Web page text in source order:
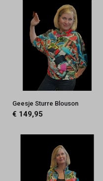
Geesje Sturre Blouson
€ 149,95